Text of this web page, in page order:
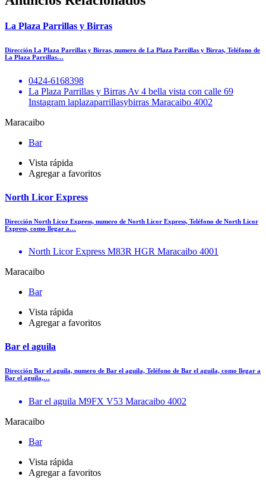
La Plaza Parrillas y Birras
Dirección La Plaza Parrillas y Birras, numero de La Plaza Parrillas y Birras, Teléfono de
La Plaza Parrillas…
0424-6168398
La Plaza Parrillas y Birras Av 4 bella vista con calle 69
Instagram laplazaparrillasybirras Maracaibo 4002
Maracaibo
Bar
Vista rápida
Agregar a favoritos
North Licor Express
Dirección North Licor Express, numero de North Licor Express, Teléfono de North Licor
Express, como llegar a…
North Licor Express M83R HGR Maracaibo 4001
Maracaibo
Bar
Vista rápida
Agregar a favoritos
Bar el aguila
Dirección Bar el aguila, numero de Bar el aguila, Teléfono de Bar el aguila, como llegar a
Bar el aguila,…
Bar el aguila M9FX V53 Maracaibo 4002
Maracaibo
Bar
Vista rápida
Agregar a favoritos